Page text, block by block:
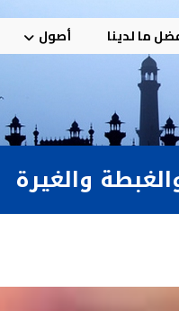
ما لدينا أصول
والغيرة